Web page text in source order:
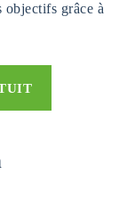
objectifs grâce à